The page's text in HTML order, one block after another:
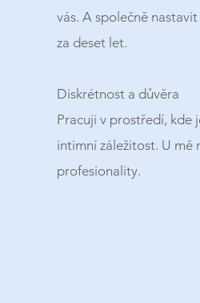
vás. A společně
za deset let.
Diskrétnost a důvěra
Pracuji v prostředí, kde
intimní záležitost. U
profesionality.